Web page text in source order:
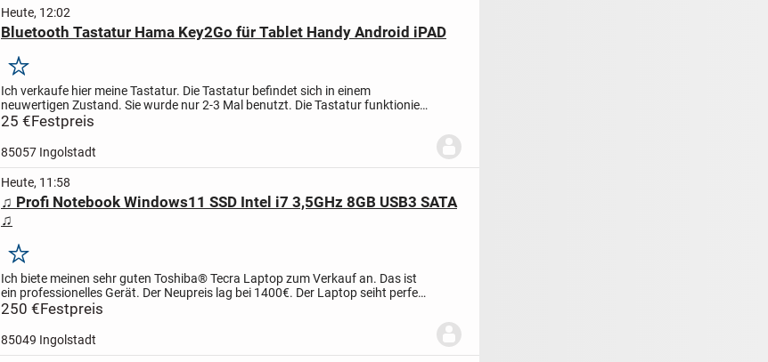
Heute, 12:02
Bluetooth Tastatur Hama Key2Go für Tablet Handy Android iPAD
Merken
Ich verkaufe hier meine Tastatur. Die Tastatur befindet sich in einem
neuwertigen Zustand. Sie wurde nur 2-3 Mal benutzt. Die Tastatur funktioniert
fehlerfrei.Nicht raucher Haushalt, keine...
25 €Festpreis
85057 Ingolstadt
Heute, 11:58
♫ Profi Notebook Windows11 SSD Intel i7 3,5GHz 8GB USB3 SATA
♫
Merken
Ich biete meinen sehr guten Toshiba® Tecra Laptop zum Verkauf an. Das ist
ein professionelles Gerät. Der Neupreis lag bei 1400€. Der Laptop seiht perfekt
aus. Technisch ist er auch top. Auch ist...
250 €Festpreis
85049 Ingolstadt